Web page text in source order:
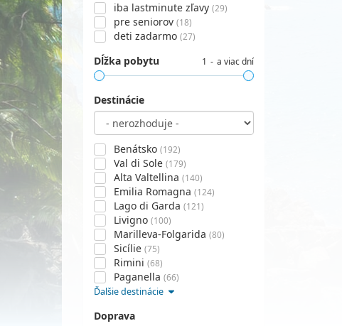
iba lastminute zľavy (29)
pre seniorov (18)
deti zadarmo (27)
Dĺžka pobytu 1 a viac dní
Destinácie
Benátsko (192)
Val di Sole (179)
Alta Valtellina (140)
Emilia Romagna (124)
Lago di Garda (121)
Livigno (100)
Marilleva-Folgarida (80)
Sicílie (75)
Rimini (68)
Paganella (66)
Ďalšie destinácie
Doprava